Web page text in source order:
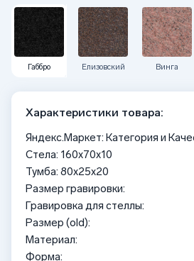
Габбро Елизовский Винга
Характеристики товара:
Яндекс.Маркет: Категория и
Стела: 160x70x10
Тумба: 80x25x20
Размер гравировки:
Гравировка для стеллы:
Размер (old):
Материал:
Форма: